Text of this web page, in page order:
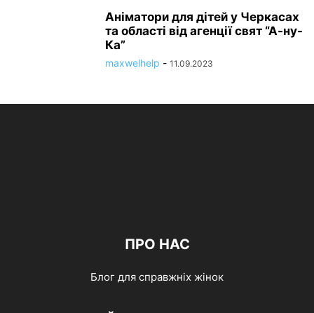
Аніматори для дітей у Черкасах
та області від агенції свят “А-ну-
Ка”
maxwelhelp - 11.09.2023
ПРО НАС
Блог для справжніх жінок